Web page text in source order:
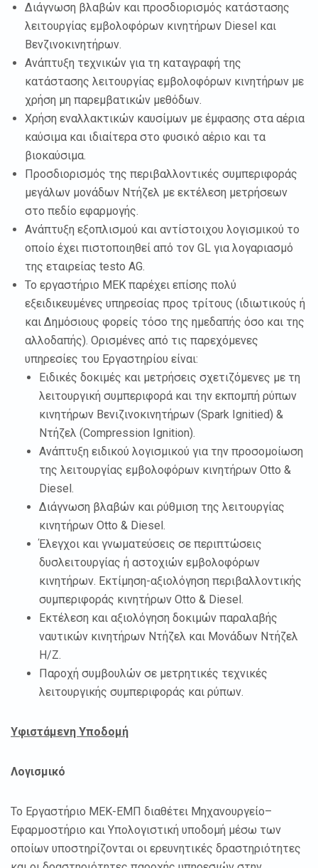
Διάγνωση βλαβών και προσδιορισμός κατάστασης
λειτουργίας εμβολοφόρων κινητήρων Diesel και
Βενζινοκινητήρων.
Ανάπτυξη τεχνικών για τη καταγραφή της
κατάστασης λειτουργίας εμβολοφόρων κινητήρων με
χρήση μη παρεμβατικών μεθόδων.
Χρήση εναλλακτικών καυσίμων με έμφασης στα αέρια
καύσιμα και ιδιαίτερα στο φυσικό αέριο και τα
βιοκαύσιμα.
Προσδιορισμός της περιβαλλοντικές συμπεριφοράς
μεγάλων μονάδων Ντήζελ με εκτέλεση μετρήσεων
στο πεδίο εφαρμογής.
Ανάπτυξη εξοπλισμού και αντίστοιχου λογισμικού το
οποίο έχει πιστοποιηθεί από τον GL για λογαριασμό
της εταιρείας testo AG.
Το εργαστήριο ΜΕΚ παρέχει επίσης πολύ
εξειδικευμένες υπηρεσίας προς τρίτους (ιδιωτικούς ή
και Δημόσιους φορείς τόσο της ημεδαπής όσο και της
αλλοδαπής). Ορισμένες από τις παρεχόμενες
υπηρεσίες του Εργαστηρίου είναι:
Ειδικές δοκιμές και μετρήσεις σχετιζόμενες με τη
λειτουργική συμπεριφορά και την εκπομπή ρύπων
κινητήρων Βενιζινοκινητήρων (Spark Ignitied) &
Ντήζελ (Compression Ignition).
Ανάπτυξη ειδικού λογισμικού για την προσομοίωση
της λειτουργίας εμβολοφόρων κινητήρων Otto &
Diesel.
Διάγνωση βλαβών και ρύθμιση της λειτουργίας
κινητήρων Otto & Diesel.
Έλεγχοι και γνωματεύσεις σε περιπτώσεις
δυσλειτουργίας ή αστοχιών εμβολοφόρων
κινητήρων. Εκτίμηση-αξιολόγηση περιβαλλοντικής
συμπεριφοράς κινητήρων Otto & Diesel.
Εκτέλεση και αξιολόγηση δοκιμών παραλαβής
ναυτικών κινητήρων Ντήζελ και Μονάδων Ντήζελ
Η/Ζ.
Παροχή συμβουλών σε μετρητικές τεχνικές
λειτουργικής συμπεριφοράς και ρύπων.
Υφιστάμενη Υποδομή
Λογισμικό
Το Εργαστήριο ΜΕΚ-ΕΜΠ διαθέτει Μηχανουργείο–
Εφαρμοστήριο και Υπολογιστική υποδομή μέσω των
οποίων υποστηρίζονται οι ερευνητικές δραστηριότητες